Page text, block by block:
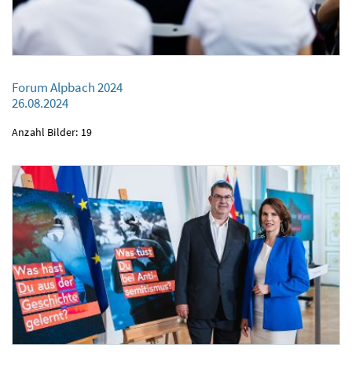
Forum Alpbach 2024
26.08.2024
Forum Alpbach 2024
26.08.2024
Anzahl Bilder: 19